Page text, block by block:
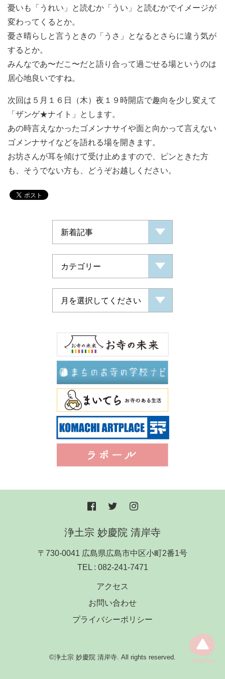
憂いも「うれい」と読むか「うい」と読むかでイメージが
変わってくるとか。
憂さ晴らしと言うときの「うさ」となるとさらに違う気が
するとか。
みんなであ〜だこ〜だと語り合って過ごせる場というのは
居心地良いですね。
次回は５月１６日（木）夜１９時開店で趣向を少し変えて
「ザンゲ★ナイト」とします。
あの時言えなかったゴメンナサイや面と向かって言えない
ゴメンナサイなどを語れる場を開きます。
お坊さんが耳を傾けて受け止めますので、ピンときた方
も、そうでない方も、どうぞお越しください。
浄土宗 妙慶院 清岸寺
〒730-0041 広島県広島市中区小町2番1号
TEL : 082-241-7471
アクセス
お問い合わせ
プライバシーポリシー
©浄土宗 妙慶院 清岸寺. All rights reserved.